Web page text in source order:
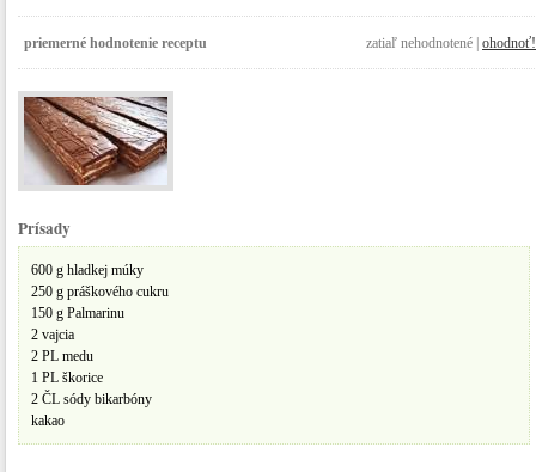
priemerné hodnotenie receptu zatiaľ nehodnotené | ohodnoť!
Prísady
600 g hladkej múky
250 g práškového cukru
150 g Palmarinu
2 vajcia
2 PL medu
1 PL škorice
2 ČL sódy bikarbóny
kakao